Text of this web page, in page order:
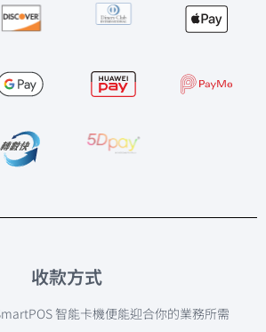
收款方式
智能卡機便能迎合你的業務所需